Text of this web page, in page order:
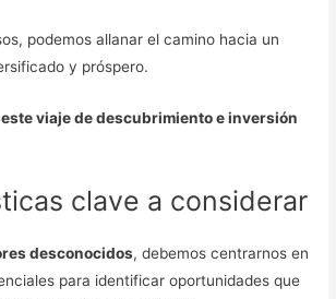
podemos allanar el camino hacia un
y próspero.
viaje de descubrimiento e inversión
clave a considerar
desconocidos, debemos centrarnos en
para identificar oportunidades que